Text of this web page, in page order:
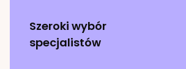
Szeroki wybór
specjalistów